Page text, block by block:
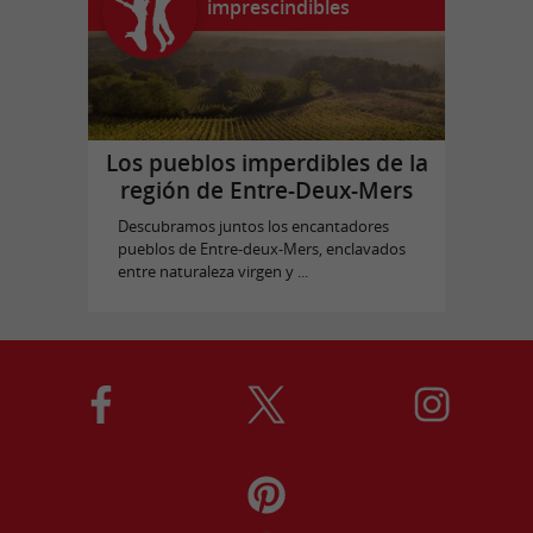
imprescindibles
Los pueblos imperdibles de la
región de Entre-Deux-Mers
Descubramos juntos los encantadores
pueblos de Entre-deux-Mers, enclavados
entre naturaleza virgen y ...